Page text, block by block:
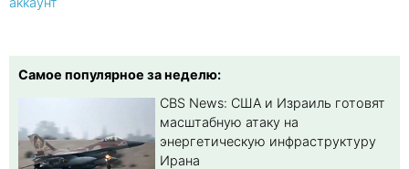
Самое популярное за неделю:
CBS News: США и Израиль готовят
масштабную атаку на
энергетическую инфраструктуру
Ирана